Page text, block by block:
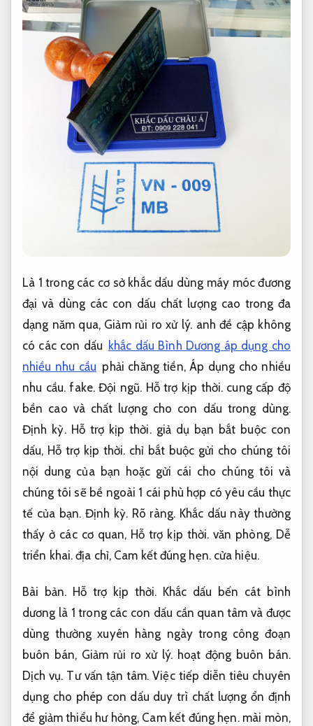
Là 1 trong các cơ sở khắc dấu dùng máy móc đương
đại và dùng các con dấu chất lượng cao trong đa
dạng năm qua, Giảm rủi ro xử lý. anh đề cập không
có các con dấu khắc dấu Bình Dương áp dụng cho
nhiều nhu cầu phải chăng tiền,Áp dụng cho nhiều
nhu cầu. fake.Đội ngũ. Hỗ trợ kịp thời. cung cấp độ
bền cao và chất lượng cho con dấu trong dùng.
Định kỳ. Hỗ trợ kịp thời.giả dụ bạn bắt buộc con
dấu, Hỗ trợ kịp thời. chỉ bắt buộc gửi cho chúng tôi
nội dung của bạn hoặc gửi cái cho chúng tôi và
chúng tôi sẽ bề ngoài 1 cái phù hợp có yêu cầu thực
tế của bạn. Định kỳ. Rõ ràng.Khắc dấu này thường
thấy ở các cơ quan, Hỗ trợ kịp thời. văn phòng, Dễ
triển khai. địa chỉ, Cam kết đúng hẹn.cửa hiệu.
Bài bản. Hỗ trợ kịp thời. Khắc dấu bến cát bình
dương là 1 trong các con dấu cần quan tâm và được
dùng thường xuyên hàng ngày trong công đoạn
buôn bán, Giảm rủi ro xử lý. hoạt động buôn bán.
Dịch vụ. Tư vấn tận tâm. Việc tiếp diễn tiêu chuyên
dụng cho phép con dấu duy trì chất lượng ổn định
để giảm thiểu hư hỏng, Cam kết đúng hẹn.mài mòn,